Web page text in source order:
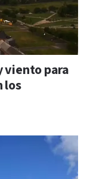
viento para
los